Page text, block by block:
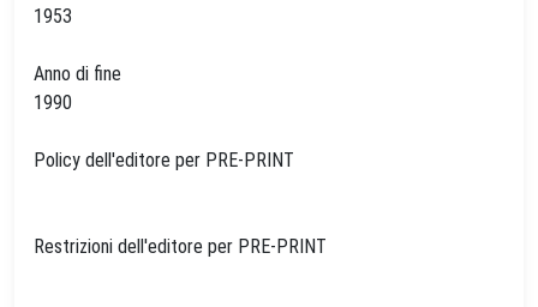
Anno di fine
Policy dell'editore per PRE-PRINT
Restrizioni dell'editore per PRE-PRINT